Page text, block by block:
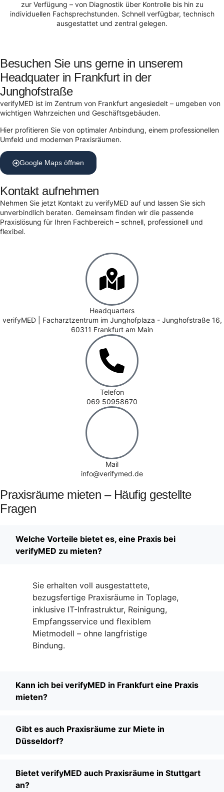
zur Verfügung – von Diagnostik über Kontrolle bis hin zu
individuellen Fachsprechstunden. Schnell verfügbar, technisch
ausgestattet und zentral gelegen.
Besuchen Sie uns gerne in unserem
Headquater in Frankfurt in der
Junghofstraße
verifyMED ist im Zentrum von Frankfurt angesiedelt – umgeben von
wichtigen Wahrzeichen und Geschäftsgebäuden.
Hier profitieren Sie von optimaler Anbindung, einem professionellen
Umfeld und modernen Praxisräumen.
Google Maps öffnen
Kontakt aufnehmen
Nehmen Sie jetzt Kontakt zu verifyMED auf und lassen Sie sich
unverbindlich beraten. Gemeinsam finden wir die passende
Praxislösung für Ihren Fachbereich – schnell, professionell und
flexibel.
Headquarters
verifyMED | Facharztzentrum im Junghofplaza - Junghofstraße 16,
60311 Frankfurt am Main
Telefon
069 50958670
Mail
info@verifymed.de
Praxisräume mieten – Häufig gestellte
Fragen
Welche Vorteile bietet es, eine Praxis bei
verifyMED zu mieten?
Sie erhalten voll ausgestattete,
bezugsfertige Praxisräume in Toplage,
inklusive IT-Infrastruktur, Reinigung,
Empfangsservice und flexiblem
Mietmodell – ohne langfristige
Bindung.
Kann ich bei verifyMED in Frankfurt eine Praxis
mieten?
Gibt es auch Praxisräume zur Miete in
Düsseldorf?
Bietet verifyMED auch Praxisräume in Stuttgart
an?